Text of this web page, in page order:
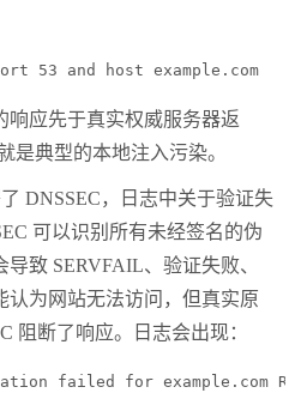
53 and host example.com
应先于真实权威服务器返
是典型的本地注入污染。
DNSSEC，日志中关于验证失
可以识别所有未经签名的伪
致 SERVFAIL、验证失败、
为网站无法访问，但真实原
阻断了响应。日志会出现：
failed for example.com